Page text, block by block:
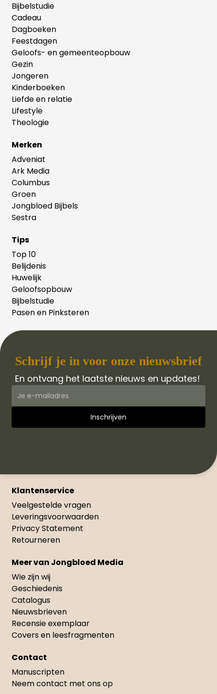
Bijbelstudie
Cadeau
Dagboeken
Feestdagen
Geloofs- en gemeenteopbouw
Gezin
Jongeren
Kinderboeken
Liefde en relatie
Lifestyle
Theologie
Merken
Adveniat
Ark Media
Columbus
Groen
Jongbloed Bijbels
Sestra
Tips
Top 10
Belijdenis
Huwelijk
Geloofsopbouw
Bijbelstudie
Pasen en Pinksteren
Schrijf je in voor onze nieuwsbrief
En ontvang het laatste nieuws en updates!
Klantenservice
Veelgestelde vragen
Leveringsvoorwaarden
Privacy Statement
Retourneren
Meer van Jongbloed Media
Wie zijn wij
Geschiedenis
Catalogus
Nieuwsbrieven
Recensie exemplaar
Covers en leesfragmenten
Contact
Manuscripten
Neem contact met ons op